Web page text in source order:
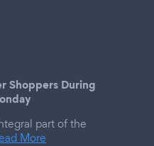
Shoppers During
part of the
More